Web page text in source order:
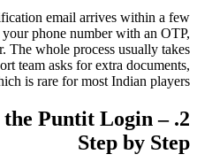
email arrives within a few
phone number with an OTP,
The whole process usually takes
team asks for extra documents,
is rare for most Indian players.
the Puntit Login –
Step by Step